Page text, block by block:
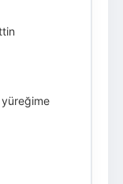
yüreğime